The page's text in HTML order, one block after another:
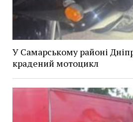
У Самарському районі
крадений мотоцикл